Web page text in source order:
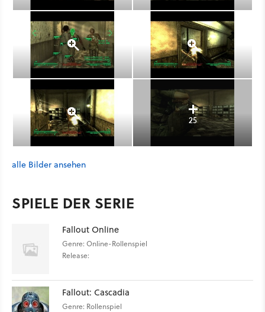
25
alle Bilder ansehen
SPIELE DER SERIE
Fallout Online
Genre: Online-Rollenspiel
Release:
Fallout: Cascadia
Genre: Rollenspiel